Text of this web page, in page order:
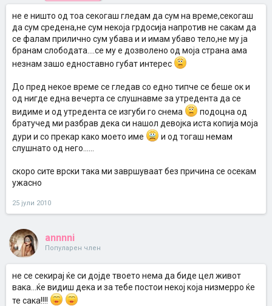
не е ништо од тоа секогаш гледам да сум на време,секогаш
да сум средена,не сум некоја грдосија напротив не сакам да
се фалам прилично сум убава и и имам убаво тело,не му ја
бранам слободата....се му е дозволено од моја страна ама
незнам зашо едноставно губат интерес
До пред некое време се гледав со едно типче се беше ок и
од нигде една вечерта се слушнавме за утредента да се
видиме и од утредента се изгуби го снема
подоцна од
братучед ми разбрав дека си нашол девојка иста копија моја
дури и со прекар како моето име
и од тогаш немам
слушнато од него......
скоро сите врски така ми завршуваат без причина се осекам
ужасно
25 јули 2010
annnni
Популарен член
не се секирај ќе си дојде твоето нема да биде цел живот
вака...ќе видиш дека и за тебе постои некој која низмерро ќе
те сака!!!!